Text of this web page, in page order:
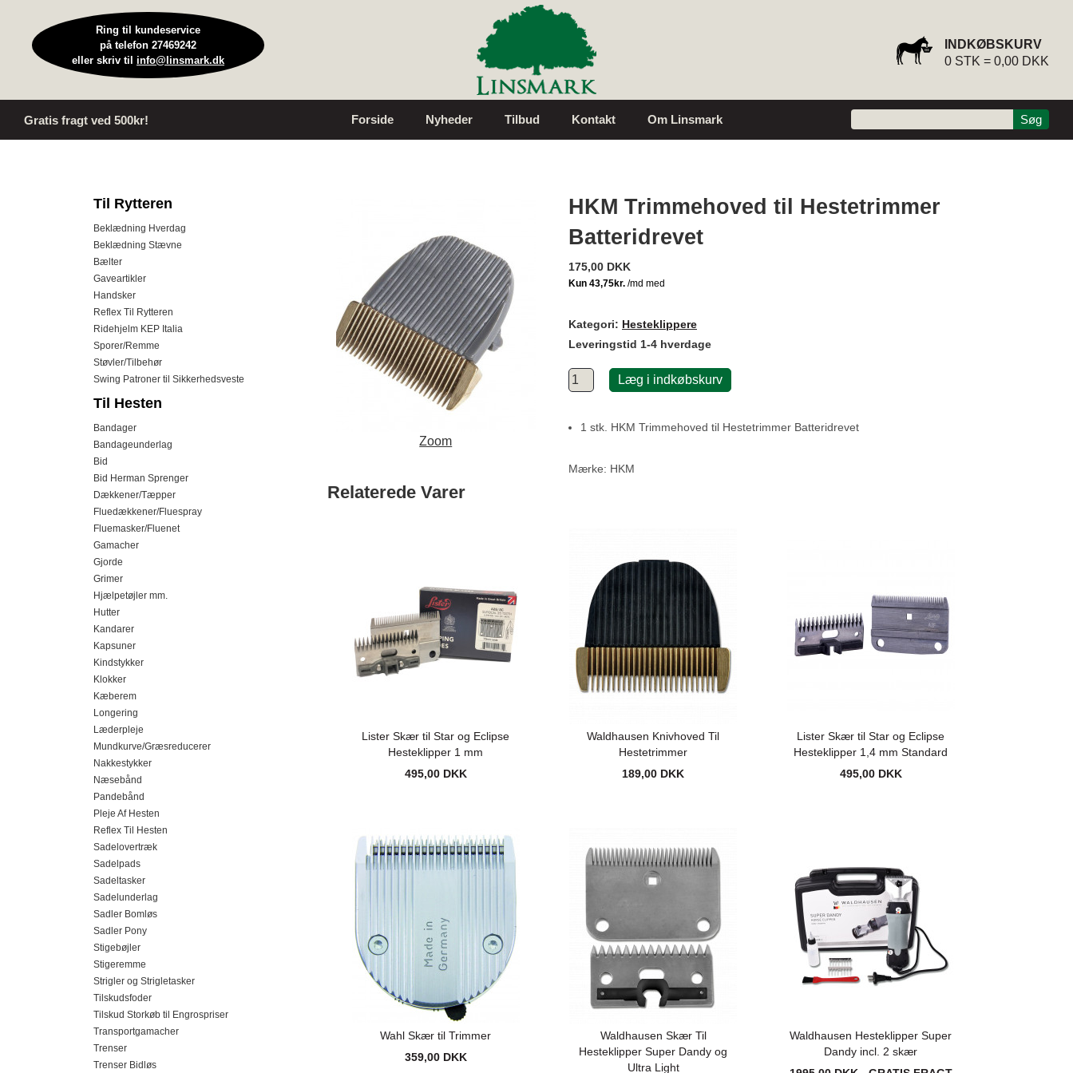
Ring til kundeservice
på telefon 27469242
eller skriv til info@linsmark.dk
INDKØBSKURV
0 STK = 0,00 DKK
Gratis fragt ved 500kr! Forside Nyheder Tilbud Kontakt Om Linsmark
Til Rytteren
Beklædning Hverdag
Beklædning Stævne
Bælter
Gaveartikler
Handsker
Reflex Til Rytteren
Ridehjelm KEP Italia
Sporer/Remme
Støvler/Tilbehør
Swing Patroner til Sikkerhedsveste
Til Hesten
Bandager
Bandageunderlag
Bid
Bid Herman Sprenger
Dækkener/Tæpper
Fluedækkener/Fluespray
Fluemasker/Fluenet
Gamacher
Gjorde
Grimer
Hjælpetøjler mm.
Hutter
Kandarer
Kapsuner
Kindstykker
Klokker
Kæberem
Longering
Læderpleje
Mundkurve/Græsreducerer
Nakkestykker
Næsebånd
Pandebånd
Pleje Af Hesten
Reflex Til Hesten
Sadelovertræk
Sadelpads
Sadeltasker
Sadelunderlag
Sadler Bomløs
Sadler Pony
Stigebøjler
Stigeremme
Strigler og Strigletasker
Tilskudsfoder
Tilskud Storkøb til Engrospriser
Transportgamacher
Trenser
Trenser Bidløs
Zoom
HKM Trimmehoved til Hestetrimmer
Batteridrevet
175,00 DKK
Kategori: Hesteklippere
Leveringstid 1-4 hverdage
Læg i indkøbskurv
1 stk. HKM Trimmehoved til Hestetrimmer Batteridrevet
Mærke: HKM
Relaterede Varer
Lister Skær til Star og Eclipse
Hesteklipper 1 mm
495,00 DKK
Waldhausen Knivhoved Til
Hestetrimmer
189,00 DKK
Lister Skær til Star og Eclipse
Hesteklipper 1,4 mm Standard
495,00 DKK
Wahl Skær til Trimmer
359,00 DKK
Waldhausen Skær Til
Hesteklipper Super Dandy og
Ultra Light
Waldhausen Hesteklipper Super
Dandy incl. 2 skær